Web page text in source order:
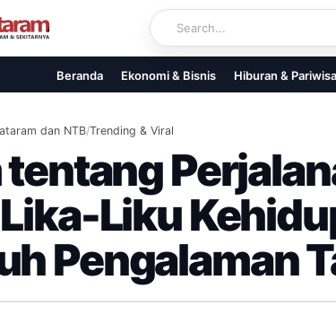
Beranda Ekonomi & Bisnis Hiburan &
dan NTB/Trending & Viral
tentang
Liku
Pengalaman